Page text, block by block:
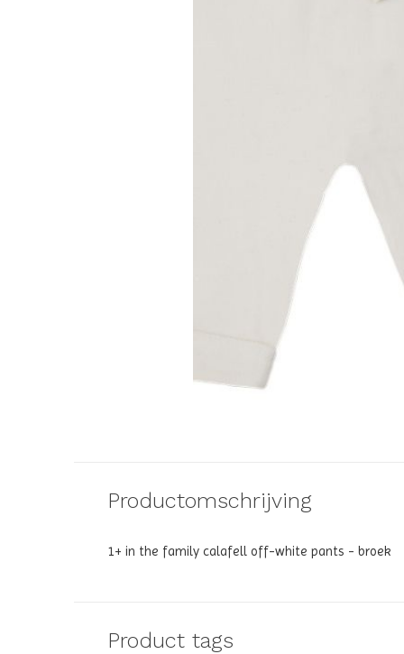
Productomschrijving
1+ in the family calafell off-white pants - broek
Product tags